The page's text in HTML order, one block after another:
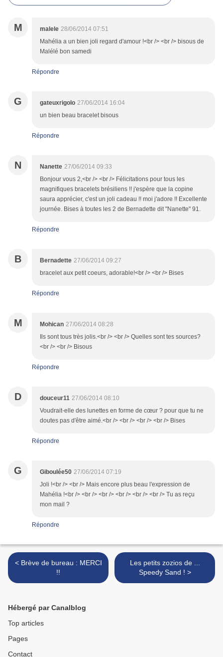
M malele 28/06/2014 07:51
Mahélia a un bien joli regard d'amour !<br /> <br /> bisous de
Malélé bon samedi
Répondre
G gateuxrigolo 27/06/2014 16:04
un bien beau bracelet bisous
Répondre
N Nanette 27/06/2014 09:33
Bonjour vous 2,<br /> <br /> Félicitations pour tous les
magnifiques bracelets brésiliens !! j'espère que la copine
saura apprécier, c'est un joli cadeau !! moi j'adore !! Excellente
journée. Bises à toutes les 2 de Bernadette dit "Nanette" 91.
Répondre
B Bernadette 27/06/2014 09:27
bracelet aux petit coeurs, adorable!<br /> <br /> Bises
Répondre
M Mohican 27/06/2014 08:28
Ils sont tous très jolis.<br /> <br /> Quelles sont tes sources?
<br /> <br /> Bisous
Répondre
D douceur11 27/06/2014 08:10
Voudrait-elle des lunettes en forme de cœur ? pour que tu ne
doutes pas d'être aimé.<br /> <br /> <br /> <br /> Bises
Répondre
G Giboulée50 27/06/2014 07:19
Joli !<br /> <br /> Mais encore plus beau l'expression de
Mahélia !<br /> <br /> <br /> <br /> <br /> <br /> Tu as reçu
mon mail ?
Répondre
< Brève de bureau : MERCI
!!
Les petits zozios de ...
Speedy Sand ! >
Hébergé par Canalblog
Top articles
Pages
Contact